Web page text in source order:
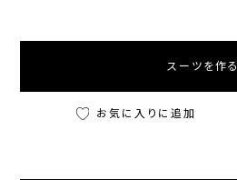
スーツを作る
お気に入りに追加